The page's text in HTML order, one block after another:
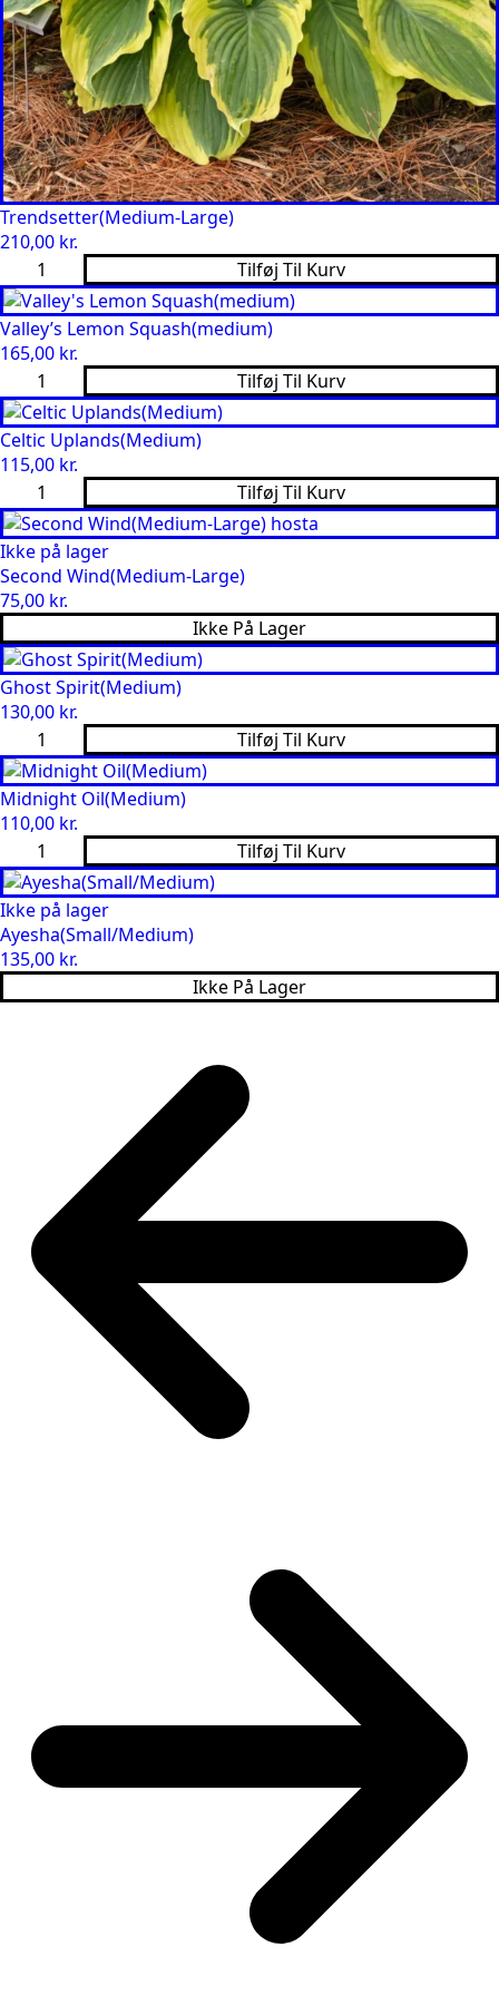
Trendsetter(Medium-Large)
210,00 kr.
Trendsetter(Medium-
Large)
antal
Tilføj Til Kurv
Valley’s Lemon Squash(medium)
165,00 kr.
Valley's
Lemon
Squash(medium)
antal
Tilføj Til Kurv
Celtic Uplands(Medium)
115,00 kr.
Celtic
Uplands(Medium)
antal
Tilføj Til Kurv
Ikke på lager
Second Wind(Medium-Large)
75,00 kr.
Ikke På Lager
Ghost Spirit(Medium)
130,00 kr.
Ghost
Spirit(Medium)
antal
Tilføj Til Kurv
Midnight Oil(Medium)
110,00 kr.
Midnight
Oil(Medium)
antal
Tilføj Til Kurv
Ikke på lager
Ayesha(Small/Medium)
135,00 kr.
Ikke På Lager